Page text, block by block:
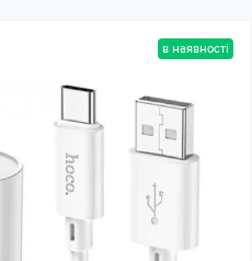
в наявності